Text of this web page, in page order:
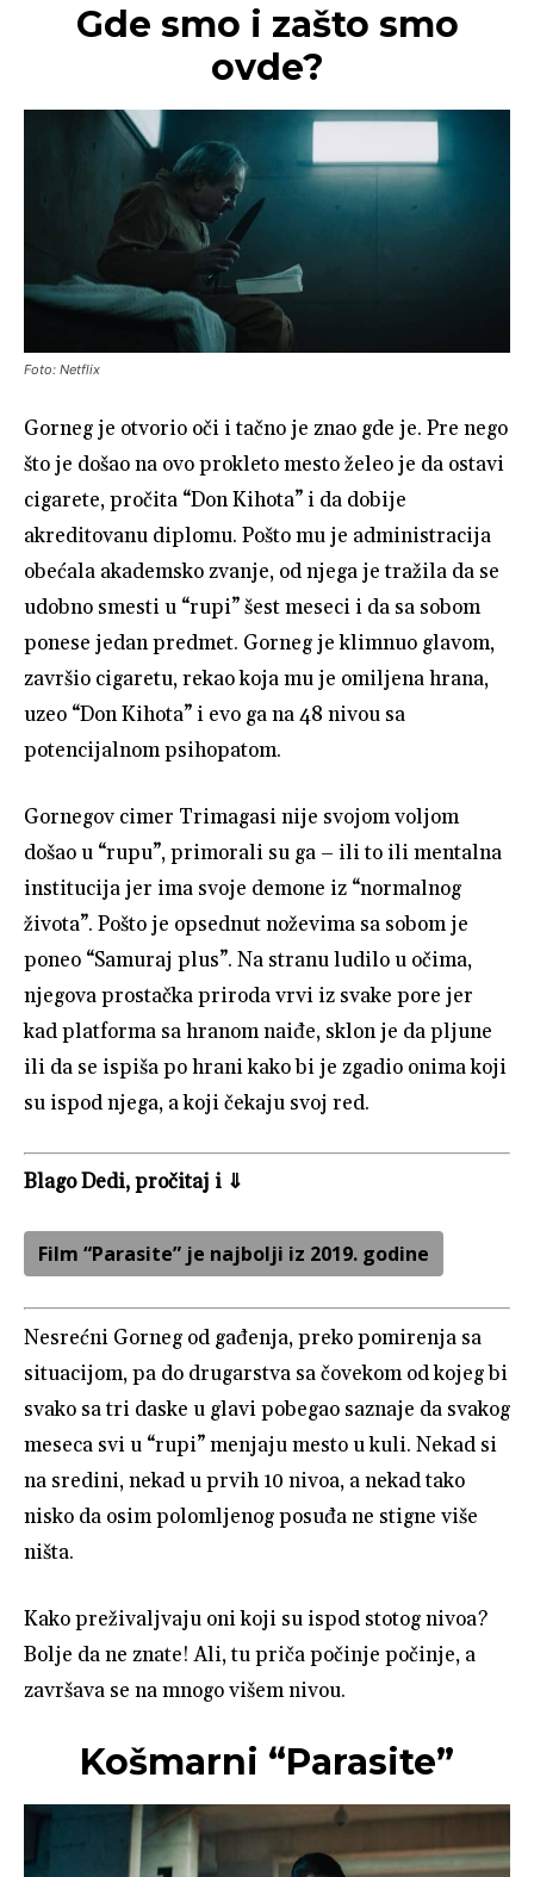
Gde smo i zašto smo
ovde?
Foto: Netflix
Gorneg je otvorio oči i tačno je znao gde je. Pre nego
što je došao na ovo prokleto mesto želeo je da ostavi
cigarete, pročita “Don Kihota” i da dobije
akreditovanu diplomu. Pošto mu je administracija
obećala akademsko zvanje, od njega je tražila da se
udobno smesti u “rupi” šest meseci i da sa sobom
ponese jedan predmet. Gorneg je klimnuo glavom,
završio cigaretu, rekao koja mu je omiljena hrana,
uzeo “Don Kihota” i evo ga na 48 nivou sa
potencijalnom psihopatom.
Gornegov cimer Trimagasi nije svojom voljom
došao u “rupu”, primorali su ga – ili to ili mentalna
institucija jer ima svoje demone iz “normalnog
života”. Pošto je opsednut noževima sa sobom je
poneo “Samuraj plus”. Na stranu ludilo u očima,
njegova prostačka priroda vrvi iz svake pore jer
kad platforma sa hranom naiđe, sklon je da pljune
ili da se ispiša po hrani kako bi je zgadio onima koji
su ispod njega, a koji čekaju svoj red.
Blago Dedi, pročitaj i ⇓
Film “Parasite” je najbolji iz 2019. godine
Nesrećni Gorneg od gađenja, preko pomirenja sa
situacijom, pa do drugarstva sa čovekom od kojeg bi
svako sa tri daske u glavi pobegao saznaje da svakog
meseca svi u “rupi” menjaju mesto u kuli. Nekad si
na sredini, nekad u prvih 10 nivoa, a nekad tako
nisko da osim polomljenog posuđa ne stigne više
ništa.
Kako preživaljvaju oni koji su ispod stotog nivoa?
Bolje da ne znate! Ali, tu priča počinje počinje, a
završava se na mnogo višem nivou.
Košmarni “Parasite”